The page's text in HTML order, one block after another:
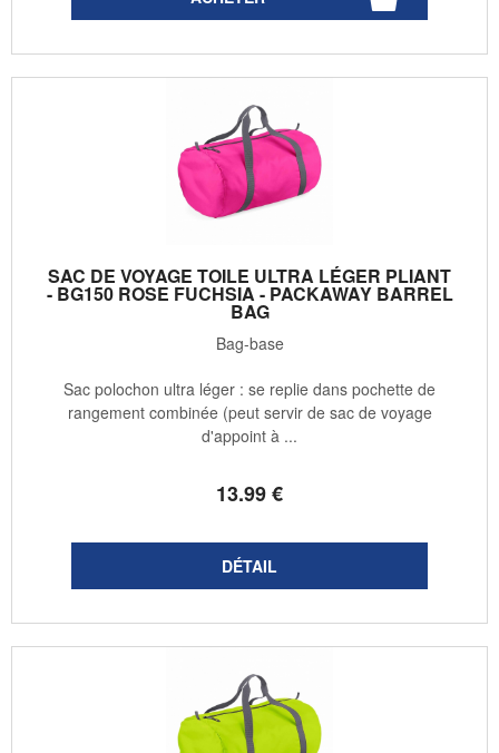
SAC DE VOYAGE TOILE ULTRA LÉGER PLIANT
- BG150 ROSE FUCHSIA - PACKAWAY BARREL
BAG
Bag-base
13.99€
Sac polochon ultra léger : se replie dans pochette de
rangement combinée (peut servir de sac de voyage
d'appoint à ...